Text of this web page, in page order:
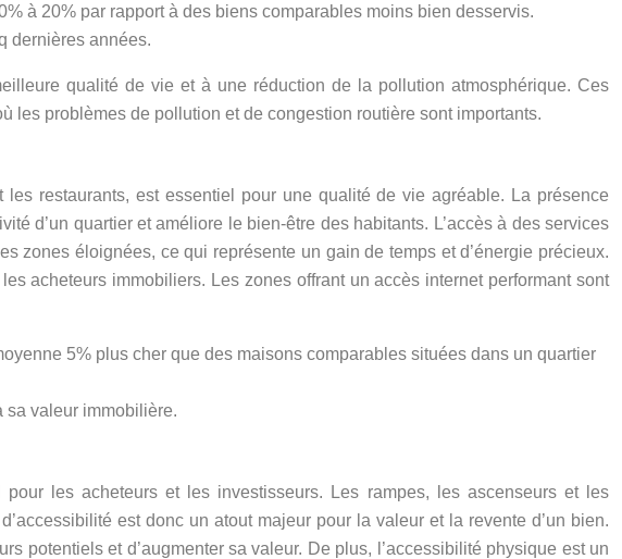
à 20% par rapport à des biens comparables moins bien desservis.
dernières années.
qualité de vie et à une réduction de la pollution atmosphérique. Ces
les problèmes de pollution et de congestion routière sont importants.
restaurants, est essentiel pour une qualité de vie agréable. La présence
d’un quartier et améliore le bien-être des habitants. L’accès à des services
zones éloignées, ce qui représente un gain de temps et d’énergie précieux.
acheteurs immobiliers. Les zones offrant un accès internet performant sont
5% plus cher que des maisons comparables situées dans un quartier
sa valeur immobilière.
les acheteurs et les investisseurs. Les rampes, les ascenseurs et les
est donc un atout majeur pour la valeur et la revente d’un bien.
potentiels et d’augmenter sa valeur. De plus, l’accessibilité physique est un